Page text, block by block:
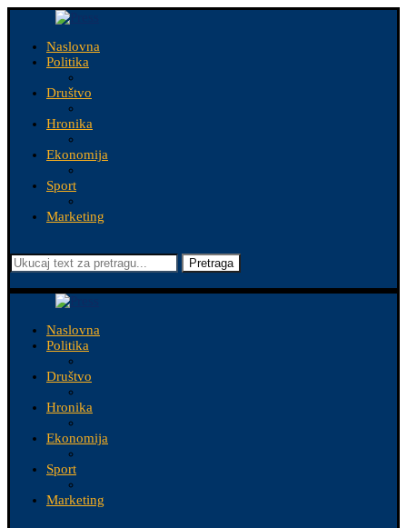
Naslovna
Politika
Društvo
Hronika
Ekonomija
Sport
Marketing
Pretraga
Naslovna
Politika
Društvo
Hronika
Ekonomija
Sport
Marketing